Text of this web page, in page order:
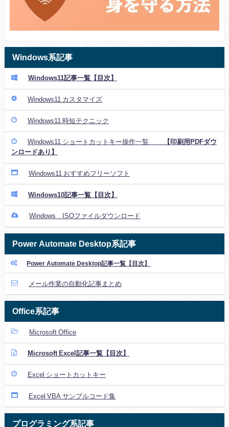
Windows系記事
Windows11記事一覧【目次】
Windows11 カスタマイズ
Windows11 時短テクニック
Windows11 ショートカットキー操作一覧
【印刷用PDFダウ
ンロードあり】
Windows11 おすすめフリーソフト
Windows10記事一覧【目次】
Windows ISOファイルダウンロード
Power Automate Desktop系記事
Power Automate Desktop記事一覧【目次】
メール作業の自動化記事まとめ
Office系記事
Microsoft Office
Microsoft Excel記事一覧【目次】
Excel ショートカットキー
Excel VBA サンプルコード集
プログラミング系記事